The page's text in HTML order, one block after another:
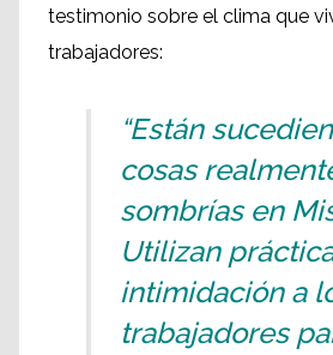
testimonio sobre el clima que
trabajadores:
“Están
cosas
sombrías en
Utilizan
intimidación a
trabajadores